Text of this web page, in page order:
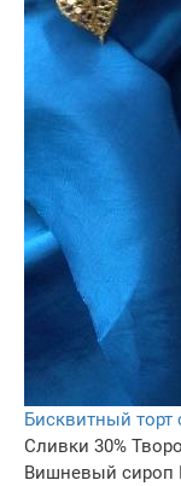
Бисквитный
Сливки 30%
Вишневый сироп